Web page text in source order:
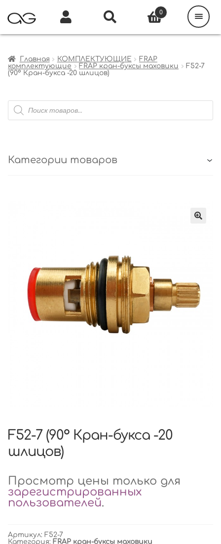
Главная КОМПЛЕКТУЮЩИЕ
FRAP
комплектующие
FRAP кран-буксы маховики
F52-7
(90° Кран-букса -20 шлицов)
Поиск
товаров
Категории товаров
F52-7 (90° Кран-букса -20
шлицов)
Просмотр цены только для
зарегистрированных
пользователей.
Артикул: F52-7
Категория: FRAP кран-буксы маховики
0